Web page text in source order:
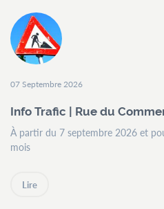
07 Septembre 2026
Info Trafic | Rue du
À partir du 7 septembre 2026 et
mois
Lire